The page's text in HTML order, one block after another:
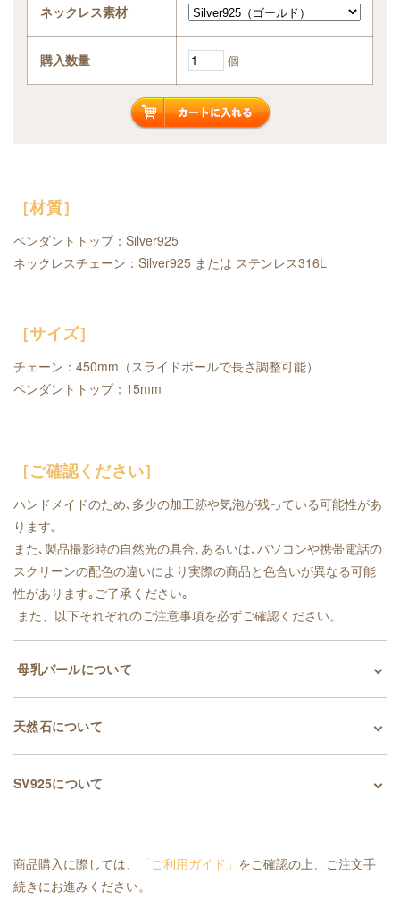
ネックレス素材
購入数量 個
［材質］
ペンダントトップ：Silver925
ネックレスチェーン：Silver925 または ステンレス316L
［サイズ］
チェーン：450mm（スライドボールで長さ調整可能）
ペンダントトップ：15mm
［ご確認ください］
ハンドメイドのため､多少の加工跡や気泡が残っている可能性があ
ります｡
また､製品撮影時の自然光の具合､あるいは､パソコンや携帯電話の
スクリーンの配色の違いにより実際の商品と色合いが異なる可能
性があります｡ご了承ください｡
また、以下それぞれのご注意事項を必ずご確認ください。
母乳パールについて
天然石について
SV925について
商品購入に際しては、 「ご利用ガイド」 をご確認の上、ご注文手
続きにお進みください。